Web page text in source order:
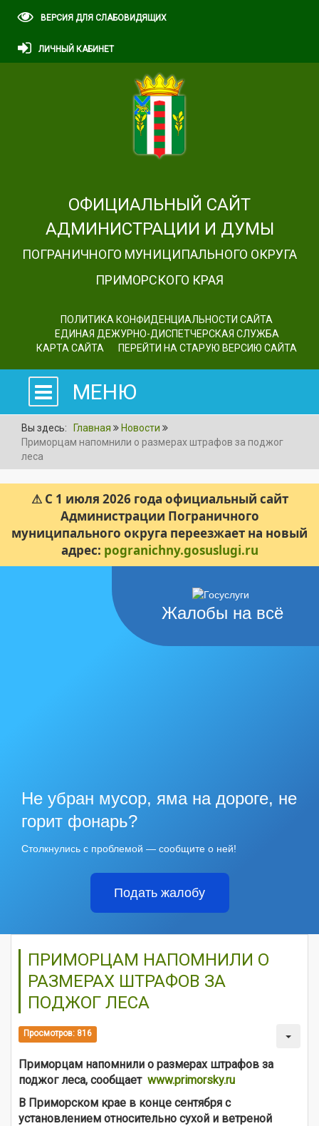
ВЕРСИЯ ДЛЯ СЛАБОВИДЯЩИХ
ЛИЧНЫЙ КАБИНЕТ
ОФИЦИАЛЬНЫЙ САЙТ
АДМИНИСТРАЦИИ И ДУМЫ
ПОГРАНИЧНОГО МУНИЦИПАЛЬНОГО ОКРУГА
ПРИМОРСКОГО КРАЯ
ПОЛИТИКА КОНФИДЕНЦИАЛЬНОСТИ САЙТА
ЕДИНАЯ ДЕЖУРНО-ДИСПЕТЧЕРСКАЯ СЛУЖБА
КАРТА САЙТА
ПЕРЕЙТИ НА СТАРУЮ ВЕРСИЮ САЙТА
МЕНЮ
Вы здесь: Главная
Новости
Приморцам напомнили о размерах штрафов за поджог
леса
⚠ С 1 июля 2026 года официальный сайт
Администрации Пограничного
муниципального округа переезжает на новый
адрес: pogranichny.gosuslugi.ru
Жалобы на всё
Не убран мусор, яма на дороге, не
горит фонарь?
Столкнулись с проблемой — сообщите о ней!
Подать жалобу
ПРИМОРЦАМ НАПОМНИЛИ О
РАЗМЕРАХ ШТРАФОВ ЗА
ПОДЖОГ ЛЕСА
Просмотров: 816
Приморцам напомнили о размерах штрафов за
поджог леса, сообщает www.primorsky.ru
В Приморском крае в конце сентября с
установлением относительно сухой и ветреной